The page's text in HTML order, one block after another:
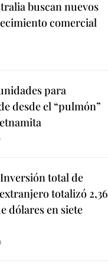
buscan nuevos
comercial
para
desde el “pulmón”
Inversión total de
totalizó 2,36
dólares en siete